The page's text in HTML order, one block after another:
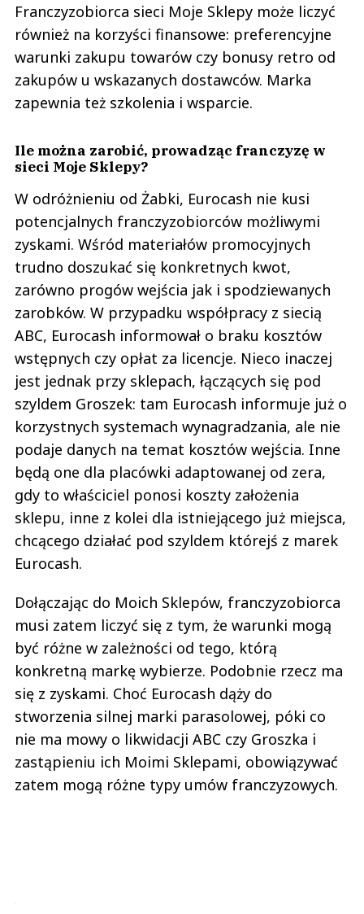
Franczyzobiorca sieci Moje Sklepy może liczyć
również na korzyści finansowe: preferencyjne
warunki zakupu towarów czy bonusy retro od
zakupów u wskazanych dostawców. Marka
zapewnia też szkolenia i wsparcie.
Ile można zarobić, prowadząc franczyzę w
sieci Moje Sklepy?
W odróżnieniu od Żabki, Eurocash nie kusi
potencjalnych franczyzobiorców możliwymi
zyskami. Wśród materiałów promocyjnych
trudno doszukać się konkretnych kwot,
zarówno progów wejścia jak i spodziewanych
zarobków. W przypadku współpracy z siecią
ABC, Eurocash informował o braku kosztów
wstępnych czy opłat za licencje. Nieco inaczej
jest jednak przy sklepach, łączących się pod
szyldem Groszek: tam Eurocash informuje już o
korzystnych systemach wynagradzania, ale nie
podaje danych na temat kosztów wejścia. Inne
będą one dla placówki adaptowanej od zera,
gdy to właściciel ponosi koszty założenia
sklepu, inne z kolei dla istniejącego już miejsca,
chcącego działać pod szyldem którejś z marek
Eurocash.
Dołączając do Moich Sklepów, franczyzobiorca
musi zatem liczyć się z tym, że warunki mogą
być różne w zależności od tego, którą
konkretną markę wybierze. Podobnie rzecz ma
się z zyskami. Choć Eurocash dąży do
stworzenia silnej marki parasolowej, póki co
nie ma mowy o likwidacji ABC czy Groszka i
zastąpieniu ich Moimi Sklepami, obowiązywać
zatem mogą różne typy umów franczyzowych.